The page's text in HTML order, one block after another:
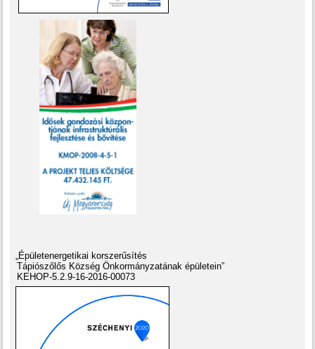
„Épületenergetikai korszerűsítés
Tápiószőlős Község Önkormányzatának épületein”
KEHOP-5.2.9-16-2016-00073